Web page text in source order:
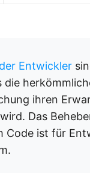
Entwickler
die
ihren
Das
Code ist für